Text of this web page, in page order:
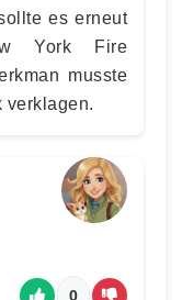
es erneut
York Fire
musste
verklagen.
0